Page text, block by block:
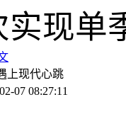
上现代心跳
07 08:27:11